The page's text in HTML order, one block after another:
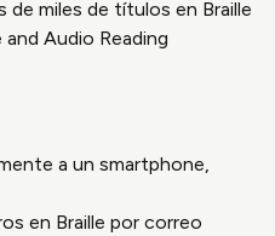
de miles de títulos en Braille
Audio Reading
a un smartphone,
en Braille por correo